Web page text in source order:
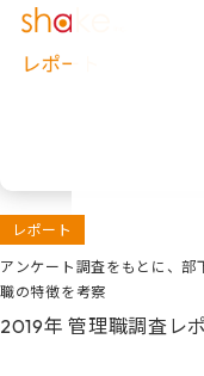
レポート
アンケート調査をもとに、
職の特徴を考察
2019年 管理職調査レ